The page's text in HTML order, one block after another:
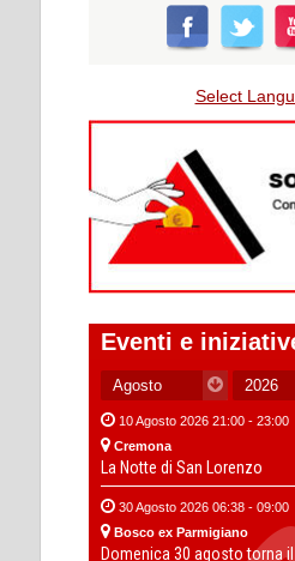
Select
Eventi e
10 Agosto 2026 21:00 - 23:00
Cremona
La Notte di San Lorenzo
30 Agosto 2026 06:38 - 09:00
Bosco ex Parmigiano
Domenica 30 agosto torna